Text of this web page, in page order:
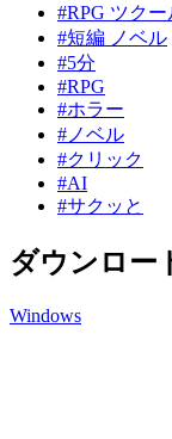
#RPG ツク
#短編 ノベル
#5分
#RPG
#ホラー
#ノベル
#クリック
#AI
#サクッと
ダウンロー
Windows